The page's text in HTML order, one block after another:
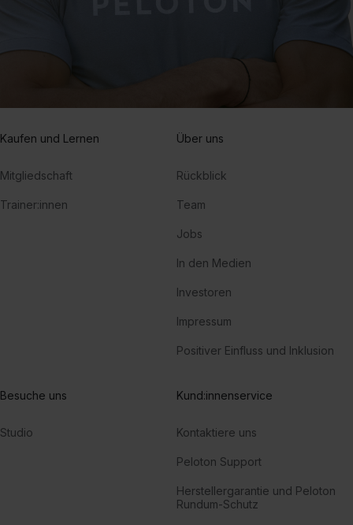
Kaufen und Lernen
Mitgliedschaft
Trainer:innen
Über uns
Rückblick
Team
Jobs
In den Medien
Investoren
Impressum
Positiver Einfluss und Inklusion
Besuche uns
Studio
Kund:innenservice
Kontaktiere uns
Peloton Support
Herstellergarantie und Peloton
Rundum-Schutz